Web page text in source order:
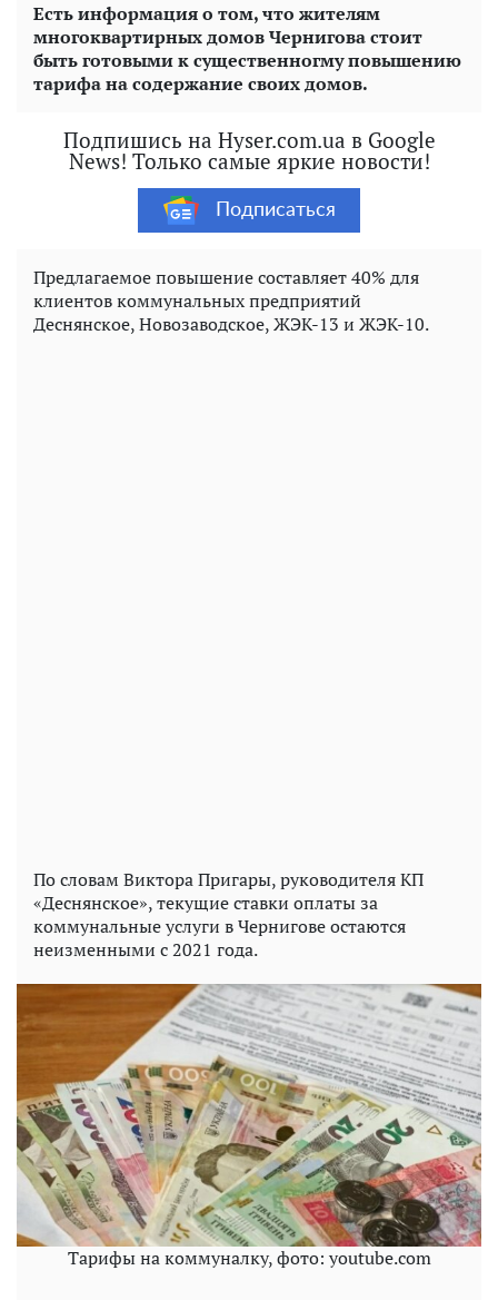
Есть информация о том, что жителям
многоквартирных домов Чернигова стоит
быть готовыми к существенногму повышению
тарифа на содержание своих домов.
Подпишись на Hyser.com.ua в Google
News! Только самые яркие новости!
Подписаться
Предлагаемое повышение составляет 40% для
клиентов коммунальных предприятий
Деснянское, Новозаводское, ЖЭК-13 и ЖЭК-10.
По словам Виктора Пригары, руководителя КП
«Деснянское», текущие ставки оплаты за
коммунальные услуги в Чернигове остаются
неизменными с 2021 года.
Тарифы на коммуналку, фото: youtube.com